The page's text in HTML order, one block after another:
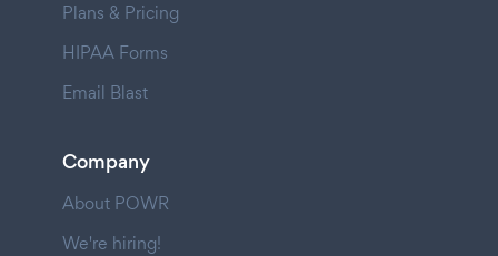
Plans & Pricing
HIPAA Forms
Email Blast
Company
About POWR
We're hiring!